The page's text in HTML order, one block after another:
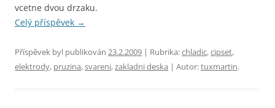
vcetne dvou drzaku.
Celý příspěvek →
Příspěvek byl publikován 23.2.2009 | Rubrika:chladic,cipset,
elektrody, pruzina,svareni,zakladni deska | Autor:tuxmartin.